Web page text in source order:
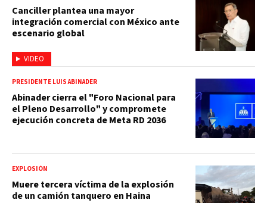
VIDEO
Canciller plantea una mayor
integración comercial con México ante
escenario global
PRESIDENTE LUIS ABINADER
Abinader cierra el "Foro Nacional para
el Pleno Desarrollo" y compromete
ejecución concreta de Meta RD 2036
EXPLOSIÓN
Muere tercera víctima de la explosión
de un camión tanquero en Haina